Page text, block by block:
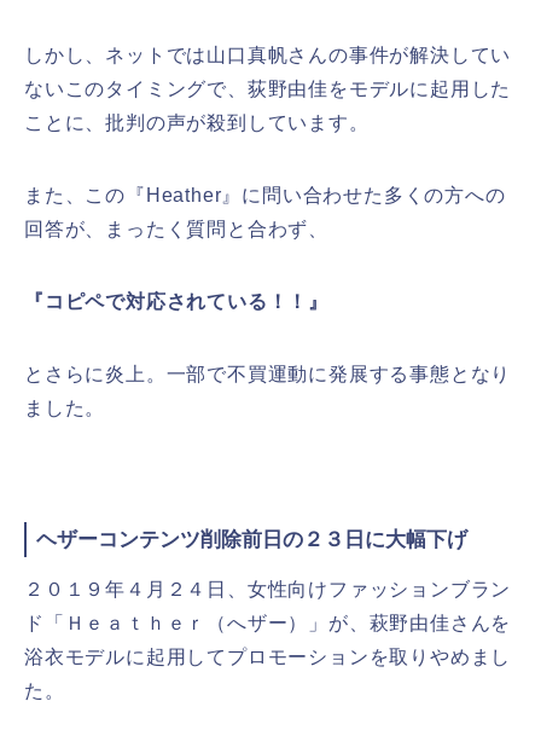
しかし、ネットでは山口真帆さんの事件が解決してい
ないこのタイミングで、荻野由佳をモデルに起用した
ことに、批判の声が殺到しています。
また、この『Heather』に問い合わせた多くの方への
回答が、まったく質問と合わず、
『コピペで対応されている！！』
とさらに炎上。一部で不買運動に発展する事態となり
ました。
ヘザーコンテンツ削除前日の２３日に大幅下げ
２０１９年４月２４日、女性向けファッションブラン
ド「
Ｈｅａｔｈｅｒ（へザー）」が、萩野由佳さんを
浴衣モデルに起用してプロモーションを取りやめまし
た。